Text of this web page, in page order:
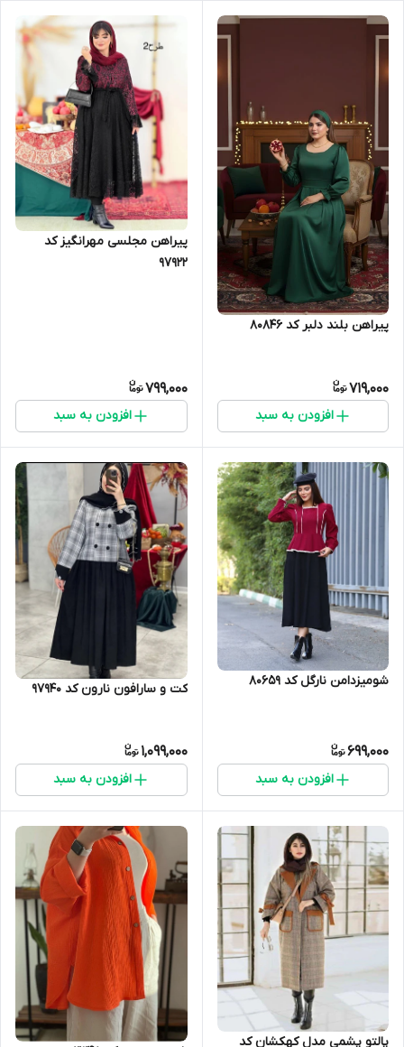
پیراهن بلند دلبر کد 80846
719,000
افزودن به سبد
پیراهن مجلسی مهرانگیز کد
97922
799,000
افزودن به سبد
شومیزدامن نارگل کد 80659
699,000
افزودن به سبد
کت و سارافون نارون کد 97940
1,099,000
افزودن به سبد
پالتو پشمی مدل کهکشان کد